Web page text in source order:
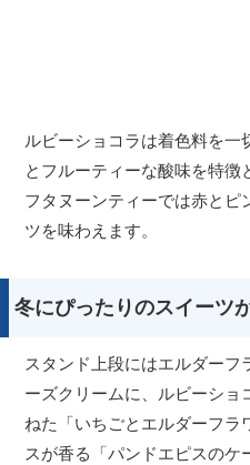
ルビーショコラは着色料を一
とフルーティーな酸味を特徴
フタヌーンティーでは赤とピ
ツを味わえます。
冬にぴったりのスイーツ
スタンド上段にはエルダーフ
ーズクリームに、ルビーショ
ねた「いちごとエルダーフラ
スが香る「パンドエピスのケ